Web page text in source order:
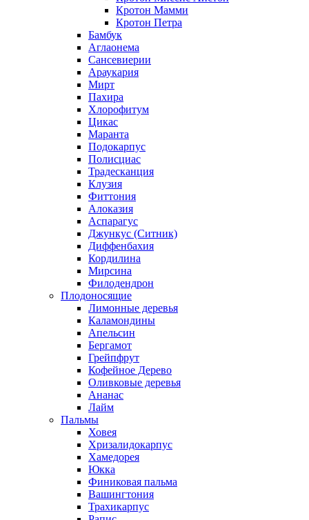
Кротон Мамми
Кротон Петра
Бамбук
Аглаонема
Сансевиерии
Араукария
Мирт
Пахира
Хлорофитум
Цикас
Маранта
Подокарпус
Полисциас
Традесканция
Клузия
Фиттония
Алоказия
Аспарагус
Джункус (Ситник)
Диффенбахия
Кордилина
Мирсина
Филодендрон
Плодоносящие
Лимонные деревья
Каламондины
Апельсин
Бергамот
Грейпфрут
Кофейное Дерево
Оливковые деревья
Ананас
Лайм
Пальмы
Ховея
Хризалидокарпус
Хамедорея
Юкка
Финиковая пальма
Вашингтония
Трахикарпус